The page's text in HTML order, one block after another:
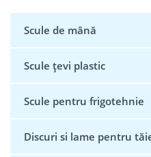
Scule de mână
Scule țevi plastic
Scule pentru frigotehnie
Discuri si lame pentru